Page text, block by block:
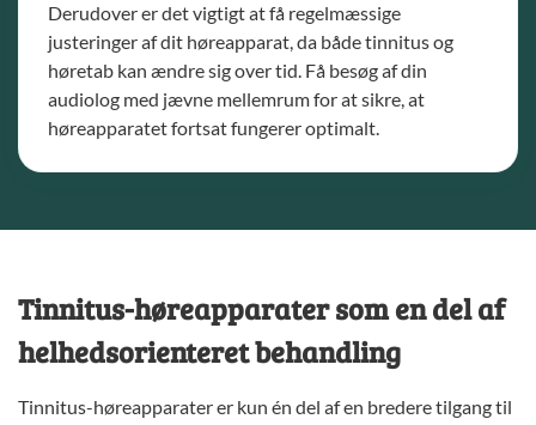
Derudover er det vigtigt at få regelmæssige
justeringer af dit høreapparat, da både tinnitus og
høretab kan ændre sig over tid. Få besøg af din
audiolog med jævne mellemrum for at sikre, at
høreapparatet fortsat fungerer optimalt.
Tinnitus-høreapparater som en del af
helhedsorienteret behandling
Tinnitus-høreapparater er kun én del af en bredere tilgang til